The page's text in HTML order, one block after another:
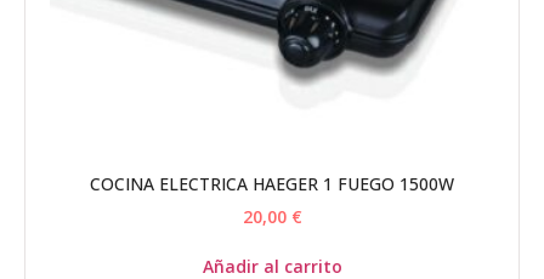
COCINA ELECTRICA HAEGER 1 FUEGO 1500W
20,00 €
Añadir al carrito